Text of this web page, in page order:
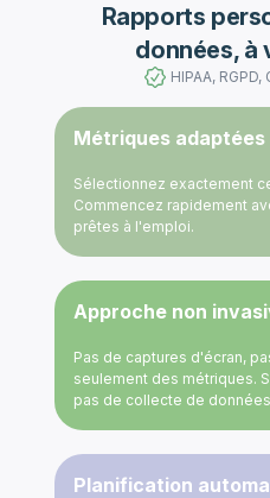
Rapports
données, à
HIPAA,
Métriques adaptées
Sélectionnez exactement
Commencez rapidement
prêtes à l'emploi.
Planification
Approche non
Pas de captures d'écran,
seulement des métriques.
pas de collecte de